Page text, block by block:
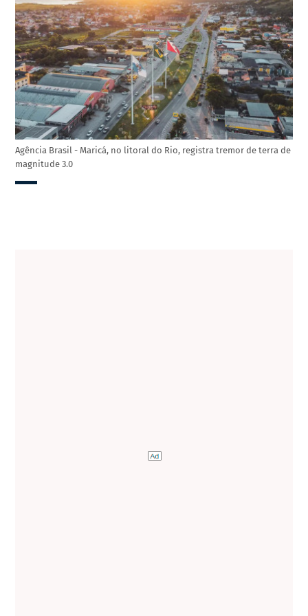
Agência Brasil - Maricá, no litoral do Rio, registra tremor de terra de
magnitude 3.0